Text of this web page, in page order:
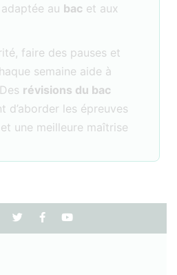
adaptée au bac et aux
faire des pauses et
semaine aide à
révisions du bac
d’aborder les épreuves
une meilleure maîtrise